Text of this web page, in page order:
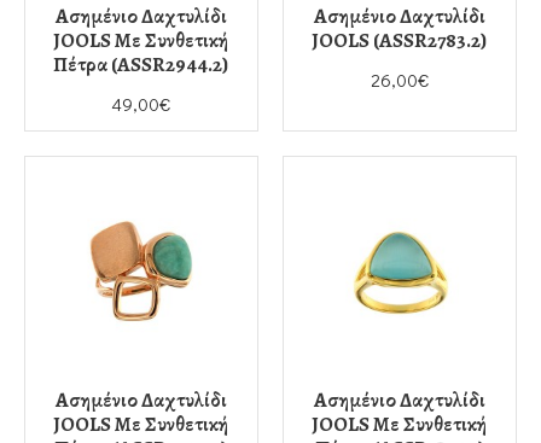
Ασημένιο Δαχτυλίδι
JOOLS Με Συνθετική
Πέτρα (ASSR2944.2)
49,00€
Ασημένιο Δαχτυλίδι
JOOLS (ASSR2783.2)
26,00€
Ασημένιο Δαχτυλίδι
JOOLS Με Συνθετική
Ασημένιο Δαχτυλίδι
JOOLS Με Συνθετική